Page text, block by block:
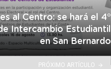
al Centro: se hará el 4°
Intercambio Estudiantil
en San Bernardo
PRÓXIMO ARTÍCULO